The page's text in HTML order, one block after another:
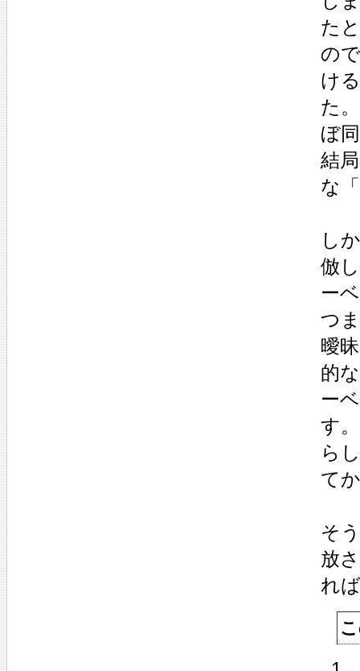
た
の
け
た
ぼ
結
な
し
倣
ー
つ
曖
的
ー
す
ら
て
そ
放
れ